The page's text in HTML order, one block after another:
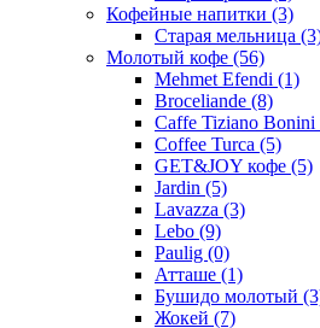
Кофейные напитки (3)
Старая мельница
Молотый кофе (56)
Mehmet Efendi (1)
Broceliande (8)
Caffe Tiziano
Coffee Turca (5)
GET&JOY кофе (5)
Jardin (5)
Lavazza (3)
Lebo (9)
Paulig (0)
Атташе (1)
Бушидо молотый
Жокей (7)